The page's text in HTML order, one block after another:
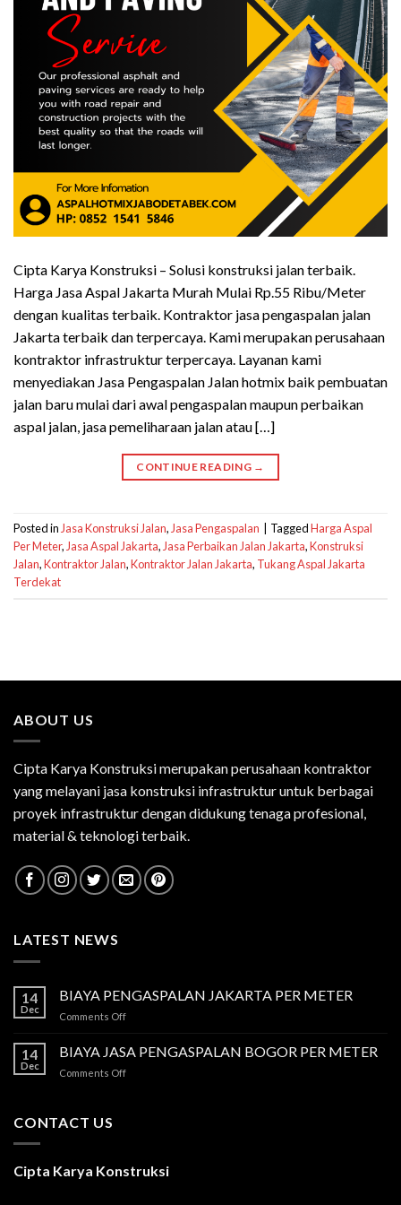
Cipta Karya Konstruksi – Solusi konstruksi jalan terbaik.
Harga Jasa Aspal Jakarta Murah Mulai Rp.55 Ribu/Meter
dengan kualitas terbaik. Kontraktor jasa pengaspalan jalan
Jakarta terbaik dan terpercaya. Kami merupakan perusahaan
kontraktor infrastruktur terpercaya. Layanan kami
menyediakan Jasa Pengaspalan Jalan hotmix baik pembuatan
jalan baru mulai dari awal pengaspalan maupun perbaikan
aspal jalan, jasa pemeliharaan jalan atau […]
CONTINUE READING →
Posted in Jasa Konstruksi Jalan, Jasa Pengaspalan TaggedHarga Aspal
Per Meter, Jasa Aspal Jakarta, Jasa Perbaikan Jalan Jakarta,Konstruksi
Jalan,Kontraktor Jalan,Kontraktor Jalan Jakarta, Tukang Aspal Jakarta
Terdekat
ABOUT US
Cipta Karya Konstruksi merupakan perusahaan kontraktor
yang melayani jasa konstruksi infrastruktur untuk berbagai
proyek infrastruktur dengan didukung tenaga profesional,
material & teknologi terbaik.
LATEST NEWS
14
Dec
BIAYA PENGASPALAN JAKARTA PER METER
Comments Offon
PENGASPALAN
JAKARTA
PER
14
Dec
BIAYA JASA PENGASPALAN BOGOR PER METER
Comments Offon
CONTACT US
Cipta Karya Konstruksi